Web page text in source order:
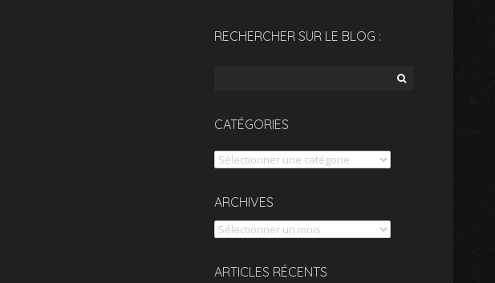
RECHERCHER SUR LE BLOG :
CATÉGORIES
Catégories
ARCHIVES
Archives
ARTICLES RÉCENTS